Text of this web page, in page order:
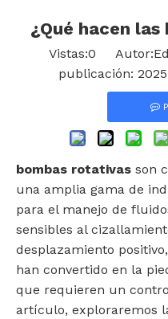
¿Qué hacen
Vistas:0
publicación:
bombas rotativas son
una amplia gama de
para el manejo de
sensibles al
desplazamiento
han convertido en la
que requieren un
artículo, exploraremos